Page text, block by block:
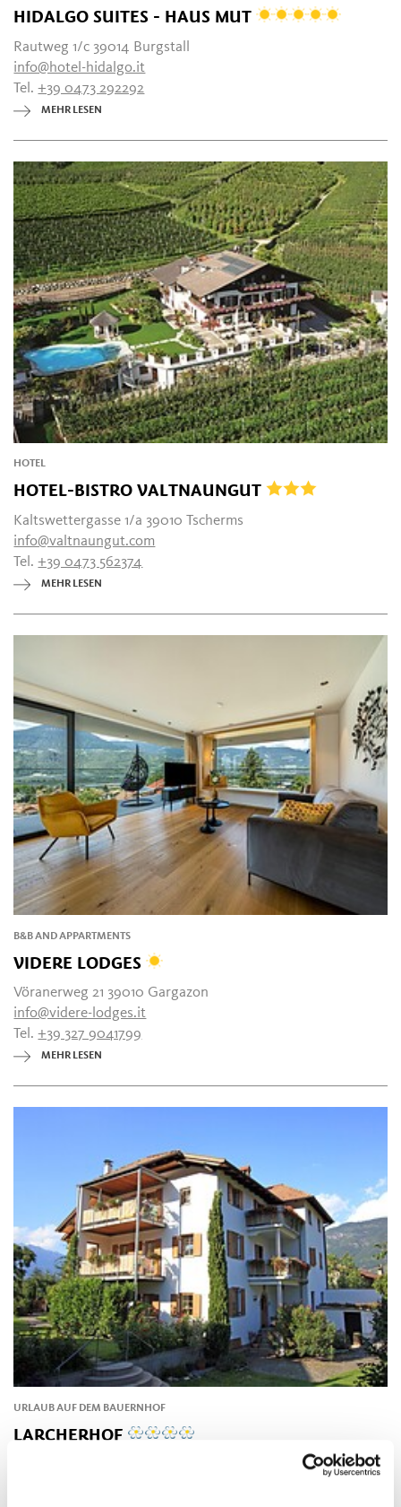
HIDALGO SUITES - HAUS MUT
Rautweg 1/c 39014 Burgstall
info@hotel-hidalgo.it
Tel.+39 0473 292292
MEHR LESEN
HOTEL
HOTEL-BISTRO VALTNAUNGUT
Kaltswettergasse 1/a 39010 Tscherms
info@valtnaungut.com
Tel.+39 0473 562374
MEHR LESEN
B&B AND APPARTMENTS
VIDERE LODGES
Vöranerweg 21 39010 Gargazon
info@videre-lodges.it
Tel.+39 327 9041799
MEHR LESEN
URLAUB AUF DEM BAUERNHOF
LARCHERHOF